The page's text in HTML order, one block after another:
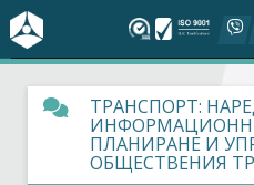
За БСК
На фокус
ТРАНСПОРТ:
ПЛАНИРАНЕ И
ОБЩЕСТВЕНИЯ